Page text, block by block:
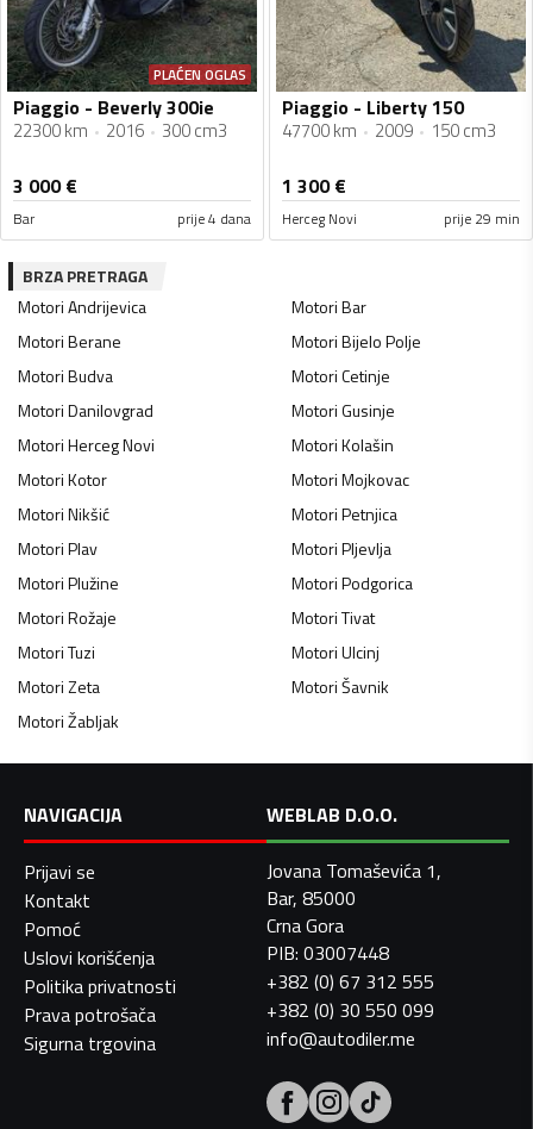
PLAĆEN OGLAS
Piaggio - Beverly 300ie
22300 km 2016 300 cm3
3 000€
Bar prije 4 dana
Piaggio - Liberty 150
47700 km 2009 150 cm3
1 300€
Herceg Novi prije 29 min
BRZA PRETRAGA
MotoriAndrijevica MotoriBar
MotoriBerane MotoriBijelo Polje
MotoriBudva MotoriCetinje
MotoriDanilovgrad MotoriGusinje
MotoriHerceg Novi MotoriKolašin
MotoriKotor MotoriMojkovac
MotoriNikšić MotoriPetnjica
MotoriPlav MotoriPljevlja
MotoriPlužine MotoriPodgorica
MotoriRožaje MotoriTivat
MotoriTuzi MotoriUlcinj
MotoriZeta MotoriŠavnik
MotoriŽabljak
NAVIGACIJA
Prijavi se
Kontakt
Pomoć
Uslovi korišćenja
Politika privatnosti
Prava potrošača
Sigurna trgovina
WEBLAB D.O.O.
Jovana Tomaševića 1,
Bar, 85000
Crna Gora
PIB: 03007448
+382 (0) 67 312 555
+382 (0) 30 550 099
info@autodiler.me